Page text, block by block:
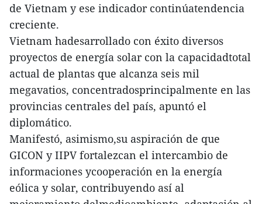
de Vietnam y ese indicador continúatendencia
creciente.
Vietnam hadesarrollado con éxito diversos
proyectos de energía solar con la capacidadtotal
actual de plantas que alcanza seis mil
megavatios, concentradosprincipalmente en las
provincias centrales del país, apuntó el
diplomático.
Manifestó, asimismo,su aspiración de que
GICON y IIPV fortalezcan el intercambio de
informaciones ycooperación en la energía
eólica y solar, contribuyendo así al